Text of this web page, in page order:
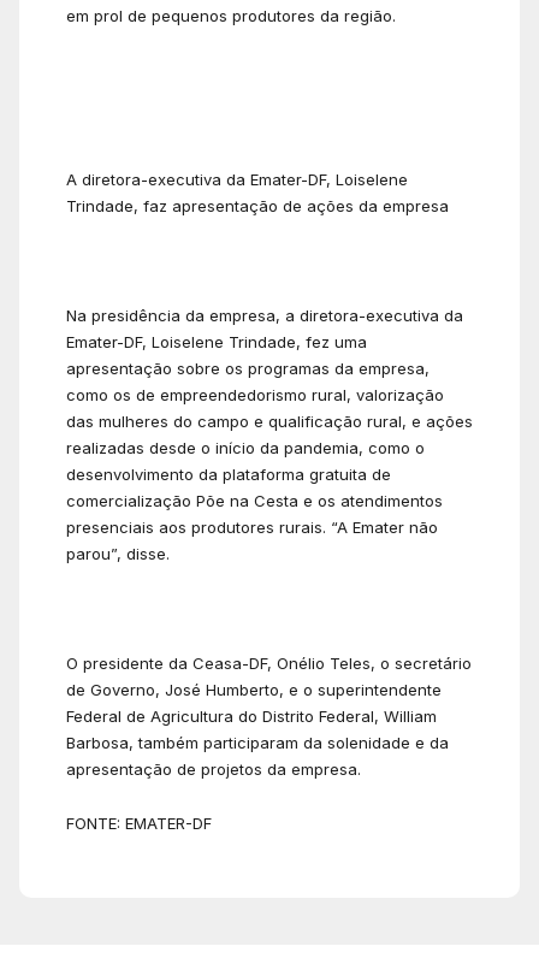
em prol de pequenos produtores da região.
A diretora-executiva da Emater-DF, Loiselene
Trindade, faz apresentação de ações da empresa
Na presidência da empresa, a diretora-executiva da
Emater-DF, Loiselene Trindade, fez uma
apresentação sobre os programas da empresa,
como os de empreendedorismo rural, valorização
das mulheres do campo e qualificação rural, e ações
realizadas desde o início da pandemia, como o
desenvolvimento da plataforma gratuita de
comercialização Põe na Cesta e os atendimentos
presenciais aos produtores rurais. “A Emater não
parou”, disse.
O presidente da Ceasa-DF, Onélio Teles, o secretário
de Governo, José Humberto, e o superintendente
Federal de Agricultura do Distrito Federal, William
Barbosa, também participaram da solenidade e da
apresentação de projetos da empresa.
FONTE: EMATER-DF